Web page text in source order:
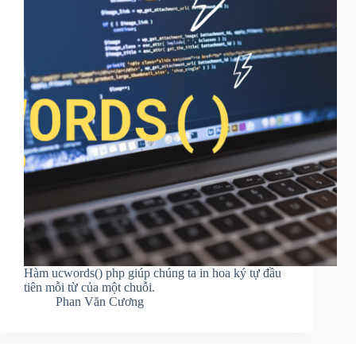
Hàm ucwords() php giúp chúng ta in hoa ký tự đầu
tiên mỗi từ của một chuỗi.
Phan Văn Cương